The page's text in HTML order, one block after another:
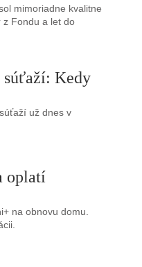
mimoriadne kvalitne
Fondu a let do
súťaží: Kedy
už dnes v
oplatí
na obnovu domu.